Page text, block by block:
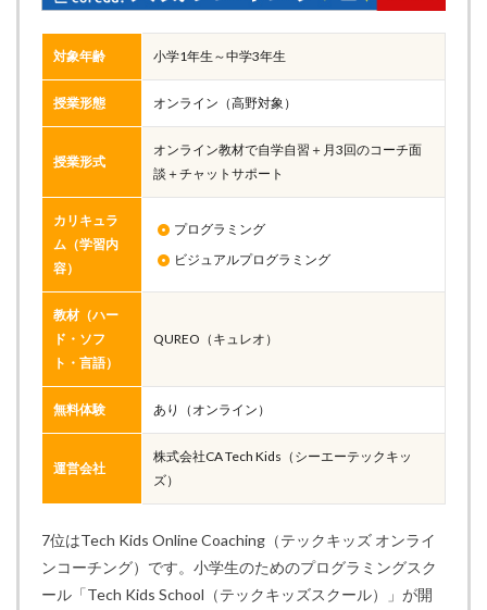
対象年齢 小学1年生～中学3年生
授業形態 オンライン（高野対象）
授業形式
オンライン教材で自学自習＋月3回のコーチ面
談＋チャットサポート
カリキュラ
ム（学習内
容）
プログラミング
ビジュアルプログラミング
教材（ハー
ド・ソフ
ト・言語）
QUREO（キュレオ）
無料体験 あり（オンライン）
運営会社
株式会社CA Tech Kids（シーエーテックキッ
ズ）
7位はTech Kids Online Coaching（テックキッズ オンライ
ンコーチング）です。小学生のためのプログラミングスク
ール「Tech Kids School（テックキッズスクール）」が開